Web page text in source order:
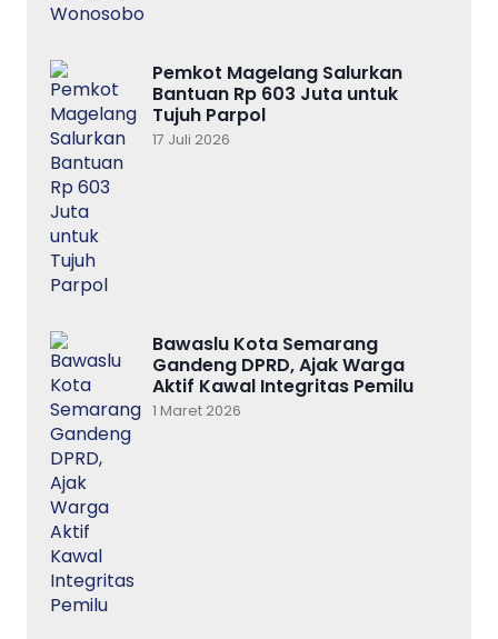
Pemkot Magelang Salurkan
Bantuan Rp 603 Juta untuk
Tujuh Parpol
17 Juli 2026
Bawaslu Kota Semarang
Gandeng DPRD, Ajak Warga
Aktif Kawal Integritas Pemilu
1 Maret 2026